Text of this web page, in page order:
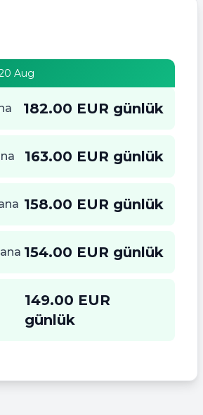
Aug
182.00 EUR günlük
163.00 EUR günlük
158.00 EUR günlük
154.00 EUR günlük
149.00 EUR
günlük